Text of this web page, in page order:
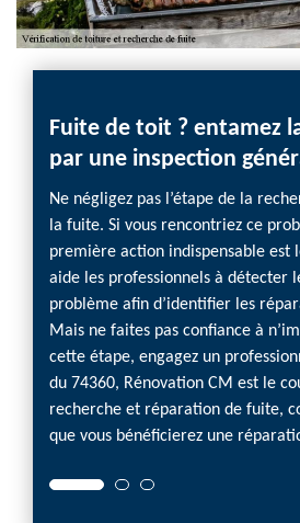
Fuite de toit ? entamez
par une inspection
Ne négligez pas l’étape de la
la fuite. Si vous rencontriez ce
première action indispensable est
aide les professionnels à détecter
problème afin d’identifier les
Mais ne faites pas confiance à
cette étape, engagez un
du 74360, Rénovation CM est le
recherche et réparation de fuite,
que vous bénéficierez une